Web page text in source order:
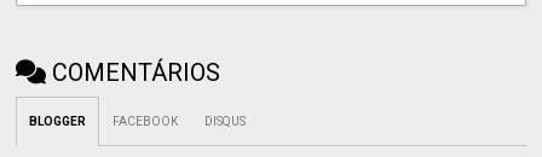
COMENTÁRIOS
BLOGGER FACEBOOK DISQUS